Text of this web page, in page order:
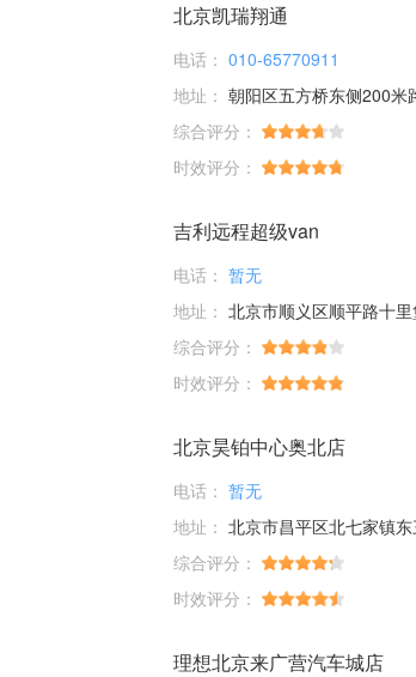
北京凯瑞翔通
电话： 010-65770911
地址： 朝阳区五方桥东侧200米
综合评分：
时效评分：
吉利远程超级van
电话： 暂无
地址： 北京市顺义区顺平路十
综合评分：
时效评分：
北京昊铂中心奥北店
电话： 暂无
地址： 北京市昌平区北七家镇东三
综合评分：
时效评分：
理想北京来广营汽车城店